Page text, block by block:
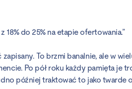
do 25% na etapie ofertowania.”
To brzmi banalnie, ale w
Po pół roku każdy pamięta je
później traktować to jako twarde